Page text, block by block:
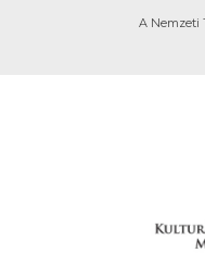
A Nemzeti